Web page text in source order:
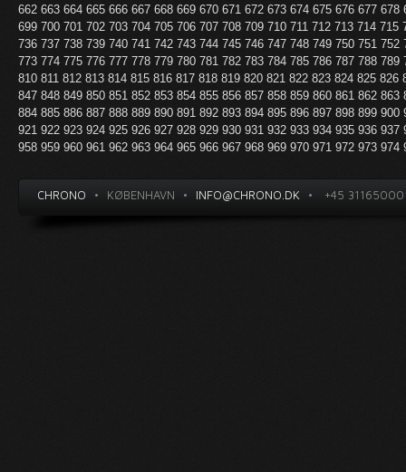
662 663 664 665 666 667 668 669 670 671 672 673 674 675 676 677 678
699 700 701 702 703 704 705 706 707 708 709 710 711 712 713 714 715
736 737 738 739 740 741 742 743 744 745 746 747 748 749 750 751 752
773 774 775 776 777 778 779 780 781 782 783 784 785 786 787 788 789
810 811 812 813 814 815 816 817 818 819 820 821 822 823 824 825 826
847 848 849 850 851 852 853 854 855 856 857 858 859 860 861 862 863
884 885 886 887 888 889 890 891 892 893 894 895 896 897 898 899 900
921 922 923 924 925 926 927 928 929 930 931 932 933 934 935 936 937
958 959 960 961 962 963 964 965 966 967 968 969 970 971 972 973 974
CHRONO • KØBENHAVN • INFO@CHRONO.DK • +45 31165000